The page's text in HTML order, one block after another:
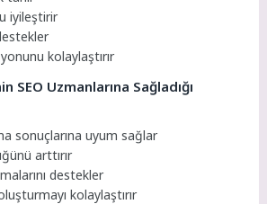
iyileştirir
kolaylaştırır
SEO Uzmanlarına Sağladığı
sonuçlarına uyum sağlar
arttırır
destekler
kolaylaştırır